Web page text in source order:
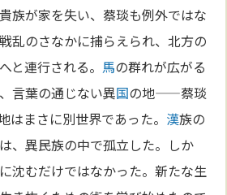
族が家を失い、蔡琰も例外ではな
乱のさなかに捕らえられ、北方の
と連行される。 馬の群れが広がる
言葉の通じない異国の地——蔡琰
はまさに別世界であった。 漢族の
、異民族の中で孤立した。しか
沈むだけではなかった。新たな生